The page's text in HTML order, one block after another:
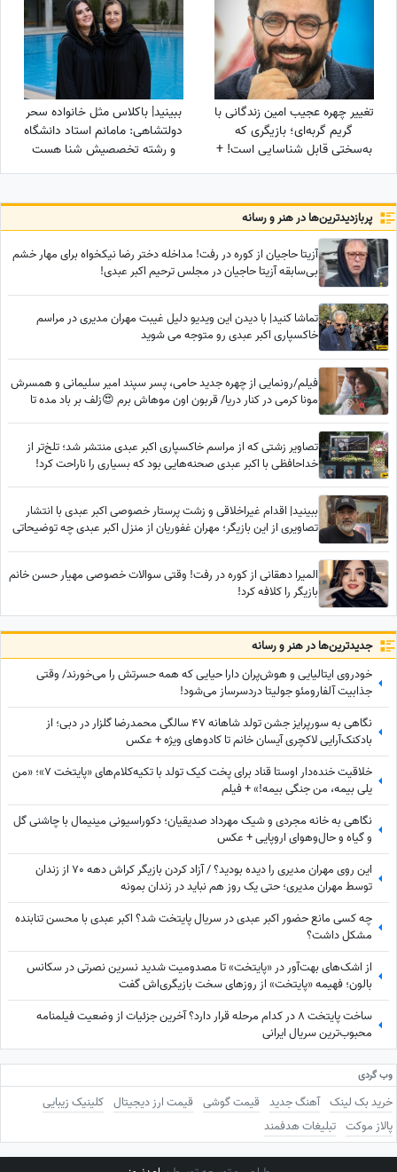
تغییر چهره عجیب امین زندگانی با
گریم گربه‌ای؛ بازیگری که
به‌سختی قابل شناسایی است! +
عکس
ببینید| باکلاس مثل خانواده سحر
دولتشاهی: مامانم استاد دانشگاه
و رشته تخصصیش شنا هست
منم خودم...
پربازدید‌ترین‌ها در هنر و رسانه
آزیتا حاجیان از کوره در رفت! مداخله دختر رضا نیکخواه برای مهار خشم
بی‌سابقه آزیتا حاجیان در مجلس ترحیم اکبر عبدی!
تماشا کنید| با دیدن این ویدیو دلیل غیبت مهران مدیری در مراسم
خاکسپاری اکبر عبدی رو متوجه می شوید
فیلم/رونمایی از چهره جدید حامی، پسر سپند امیر سلیمانی و همسرش
مونا کرمی در کنار دریا/ قربون اون موهاش برم 😍زلف بر باد مده تا
تصاویر زشتی که از مراسم خاکسپاری اکبر عبدی منتشر شد؛ تلخ‌تر از
خداحافظی با اکبر عبدی صحنه‌هایی بود که بسیاری را ناراحت کرد!
ببینید| اقدام غیراخلاقی و زشت پرستار خصوصی اکبر عبدی با انتشار
تصاویری از این بازیگر؛ مهران غفوریان از منزل اکبر عبدی چه توضیحاتی
المیرا دهقانی از کوره در رفت! وقتی سوالات خصوصی مهیار حسن خانم
بازیگر را کلافه کرد!
جدید‌ترین‌ها در هنر و رسانه
خودروی ایتالیایی و هوش‌پران دارا حیایی که همه حسرتش را می‌خورند/ وقتی
جذابیت آلفارومئو جولیتا دردسرساز می‌شود!
نگاهی به سورپرایز جشن تولد شاهانه 47 سالگی محمدرضا گلزار در دبی؛ از
بادکنک‌آرایی لاکچری آیسان خانم تا کادوهای ویژه + عکس
خلاقیت خنده‌دار اوستا قناد برای پخت کیک تولد با تکیه‌کلام‌های «پایتخت 7»؛ «من
یلی بیمه، من جنگی بیمه!» + فیلم
نگاهی به خانه مجردی و شیک مهرداد صدیقیان؛ دکوراسیونی مینیمال با چاشنی گل
و گیاه و حال‌وهوای اروپایی + عکس
این روی مهران مدیری را دیده بودید؟ / آزاد کردن بازیگر کراش دهه 70 از زندان
توسط مهران مدیری؛ حتی یک روز هم نباید در زندان بمونه
چه کسی مانع حضور اکبر عبدی در سریال پایتخت شد؟ اکبر عبدی با محسن تنابنده
مشکل داشت؟
از اشک‌های بهت‌آور در «پایتخت» تا مصدومیت شدید نسرین نصرتی در سکانس
بالون؛ فهیمه «پایتخت» از روزهای سخت بازیگری‌اش گفت
ساخت پایتخت 8 در کدام مرحله قرار دارد؟ آخرین جزئیات از وضعیت فیلمنامه
محبوب‌ترین سریال ایرانی
وب گردی
خرید بک لینک آهنگ جدید قیمت گوشی قیمت ارز دیجیتال کلینیک زیبایی
پالاز موکت تبلیغات هدفمند